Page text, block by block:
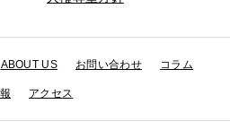
ABOUT US お問い合わせ コラム
アクセス